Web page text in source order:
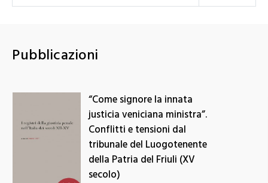
Pubblicazioni
“Come signore la innata
justicia veniciana ministra”.
Conflitti e tensioni dal
tribunale del Luogotenente
della Patria del Friuli (XV
secolo)